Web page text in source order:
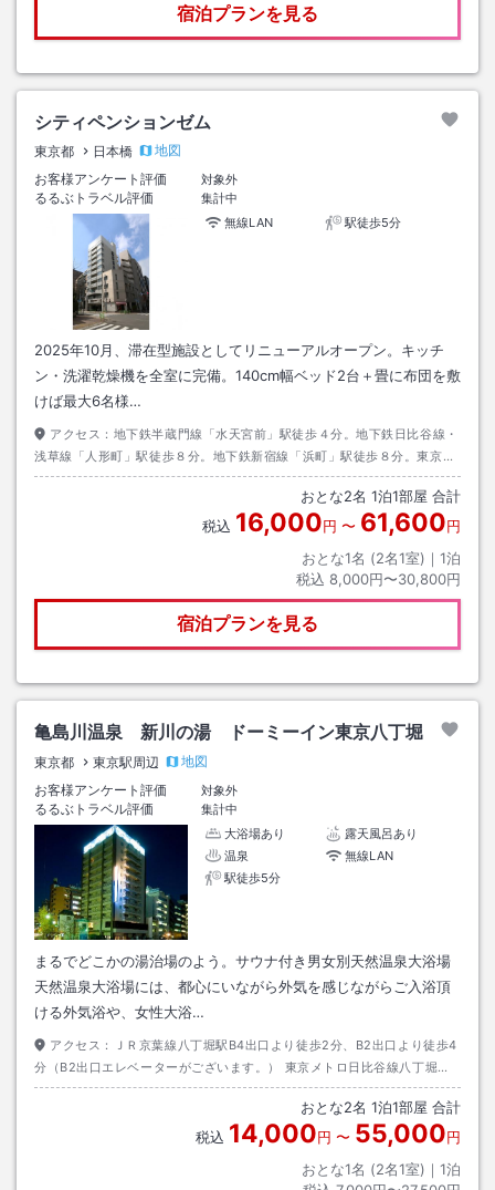
宿泊プランを見る
シティペンションゼム
東京都 日本橋
地図
お客様アンケート評価
対象外
るるぶトラベル評価
集計中
無線LAN
駅徒歩5分
2025年10月、滞在型施設としてリニューアルオープン。キッチ
ン・洗濯乾燥機を全室に完備。140cm幅ベッド2台＋畳に布団を敷
けば最大6名様…
アクセス： 地下鉄半蔵門線「水天宮前」駅徒歩４分。地下鉄日比谷線・
浅草線「人形町」駅徒歩８分。地下鉄新宿線「浜町」駅徒歩８分。東京シ
ティエアターミナルへ２００ｍ。首都高速箱崎インター浜町出口横。
おとな2名 1泊1部屋 合計
税込 16,000円 〜 61,600円
おとな1名 (2名1室)｜ 1泊
税込 8,000円〜30,800円
宿泊プランを見る
亀島川温泉 新川の湯 ドーミーイン東京八丁堀
東京都 東京駅周辺
地図
お客様アンケート評価
対象外
るるぶトラベル評価
集計中
大浴場あり
露天風呂あり
温泉
無線LAN
駅徒歩5分
まるでどこかの湯治場のよう。サウナ付き男女別天然温泉大浴場
天然温泉大浴場には、都心にいながら外気を感じながらご入浴頂
ける外気浴や、女性大浴…
アクセス：
ＪＲ京葉線八丁堀駅B4出口より徒歩2分、B2出口より徒歩4
分（B2出口エレベーターがございます。） 東京メトロ日比谷線八丁堀駅
Ａ1出口より徒歩約5分
おとな2名 1泊1部屋 合計
税込 14,000円 〜 55,000円
おとな1名 (2名1室)｜ 1泊